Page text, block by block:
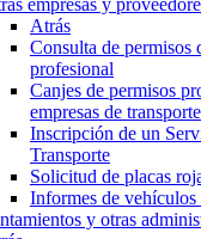
empresas y
Atrás
Consulta de permisos
profesional
Canjes de permisos
empresas de transporte
Inscripción de un
Transporte
Solicitud de placas
Informes de vehículos
y otras